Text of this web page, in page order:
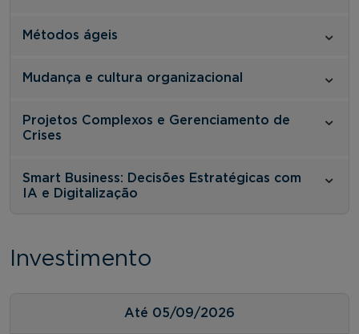
Métodos ágeis
Mudança e cultura organizacional
Projetos Complexos e Gerenciamento de
Crises
Smart Business: Decisões Estratégicas com
IA e Digitalização
Investimento
Até 05/09/2026